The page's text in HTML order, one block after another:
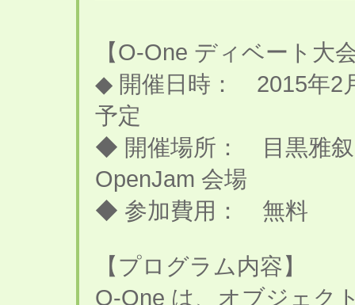
【O-One ディベート大
◆ 開催日時： 2015年2
予定
◆ 開催場所： 目黒雅
OpenJam 会場
◆ 参加費用： 無料
【プログラム内容】
O-One は、オブジェク